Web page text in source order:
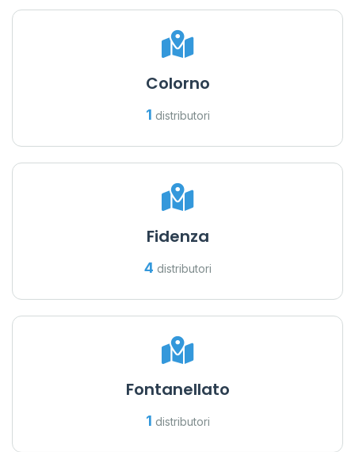
Colorno
1 distributori
Fidenza
4 distributori
Fontanellato
1 distributori